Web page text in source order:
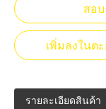
สอ
เพิ่มลงในต
รายละเอียดสินค้า